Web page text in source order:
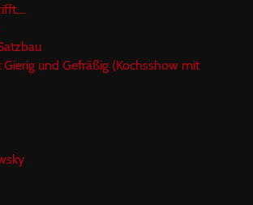
und Gefräßig (Kochsshow mit